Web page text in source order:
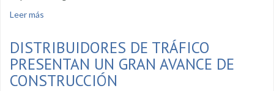
Leer más
DISTRIBUIDORES DE TRÁFICO
PRESENTAN UN GRAN AVANCE DE
CONSTRUCCIÓN